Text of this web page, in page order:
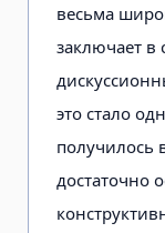
весьма
заключает в
это стало
получилось
достаточно